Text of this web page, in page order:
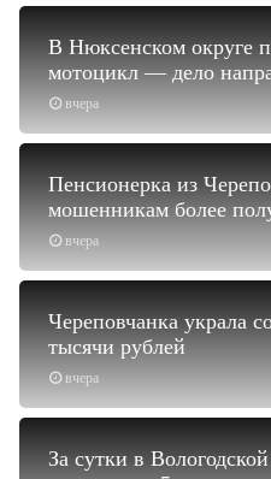
вчера
В Нюксенском округе
мотоцикл — дело
вчера
Пенсионерка из
мошенникам более
вчера
Череповчанка украла
тысячи рублей
За сутки в